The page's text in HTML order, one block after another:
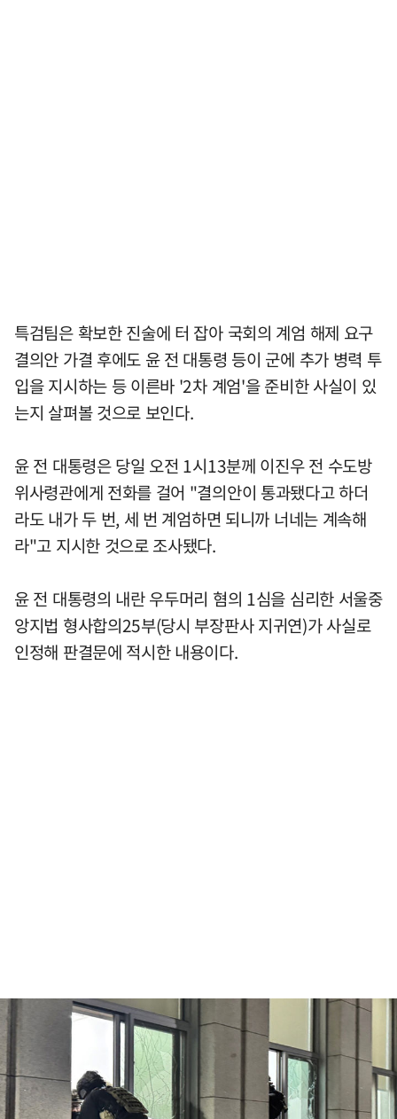
특검팀은 확보한 진술에 터 잡아 국회의 계엄 해제 요구
결의안 가결 후에도 윤 전 대통령 등이 군에 추가 병력 투
입을 지시하는 등 이른바 '2차 계엄'을 준비한 사실이 있
는지 살펴볼 것으로 보인다.
윤 전 대통령은 당일 오전 1시13분께 이진우 전 수도방
위사령관에게 전화를 걸어 "결의안이 통과됐다고 하더
라도 내가 두 번, 세 번 계엄하면 되니까 너네는 계속해
라"고 지시한 것으로 조사됐다.
윤 전 대통령의 내란 우두머리 혐의 1심을 심리한 서울중
앙지법 형사합의25부(당시 부장판사 지귀연)가 사실로
인정해 판결문에 적시한 내용이다.